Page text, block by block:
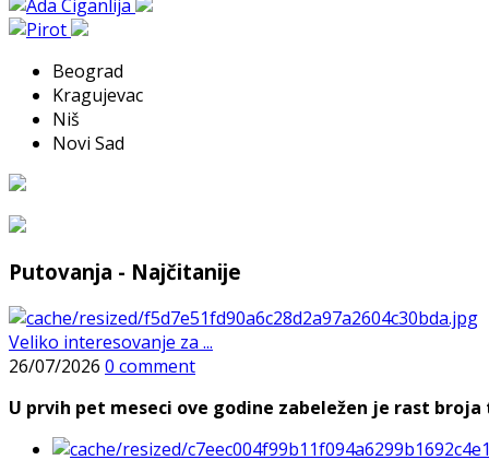
Beograd
Kragujevac
Niš
Novi Sad
Putovanja - Najčitanije
Veliko interesovanje za ...
26/07/2026 0 comment
U prvih pet meseci ove godine zabeležen je rast